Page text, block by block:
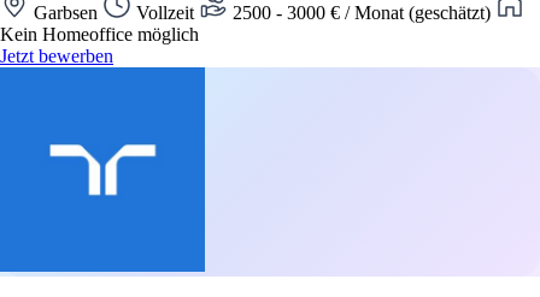
Garbsen Vollzeit
2500 - 3000 € / Monat (geschätzt)
Kein Homeoffice möglich
Jetzt bewerben